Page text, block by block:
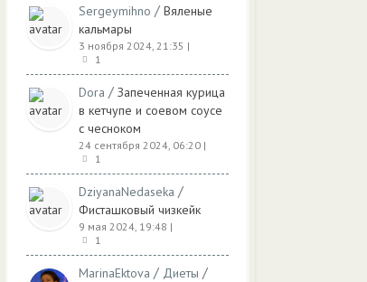
Sergeymihno / Вяленые
кальмары
3 ноября 2024, 21:35 |
1
Dora / Запеченная курица
в кетчупе и соевом соусе
с чесноком
24 сентября 2024, 06:20 |
1
DziyanaNedaseka /
Фисташковый чизкейк
9 мая 2024, 19:48 |
1
MarinaEktova / Диеты /